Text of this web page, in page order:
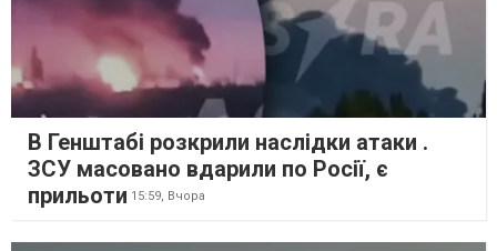
В Генштабі розкрили наслідки атаки .
ЗСУ масовано вдарили по Росії, є
прильоти 15:59, Вчора